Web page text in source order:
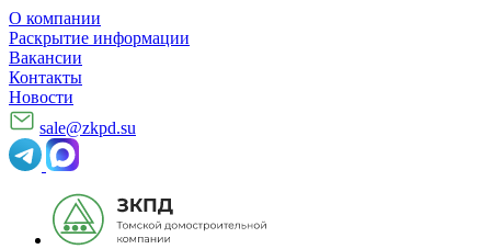
О компании
Раскрытие информации
Вакансии
Контакты
Новости
sale@zkpd.su